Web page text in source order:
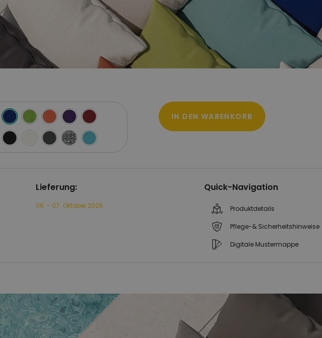
IN DEN WARENKORB
Lieferung:
06. - 07. Oktober 2026
Quick-Navigation
Produktdetails
Pflege-& Sicherheitshinweise
Digitale Mustermappe